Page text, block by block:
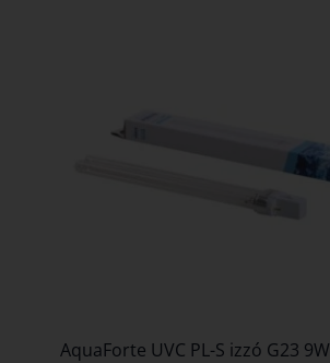
AquaForte UVC PL-S izzó G23 9W